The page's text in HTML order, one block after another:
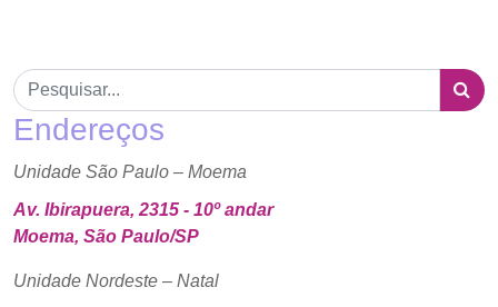
Endereços
Unidade São Paulo – Moema
Av. Ibirapuera, 2315 - 10º andar
Moema, São Paulo/SP
Unidade Nordeste – Natal